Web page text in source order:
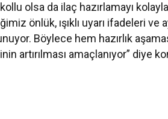
olsa da ilaç hazırlamayı
önlük, ışıklı uyarı ifadeleri ve
Böylece hem hazırlık
artırılması amaçlanıyor” diye